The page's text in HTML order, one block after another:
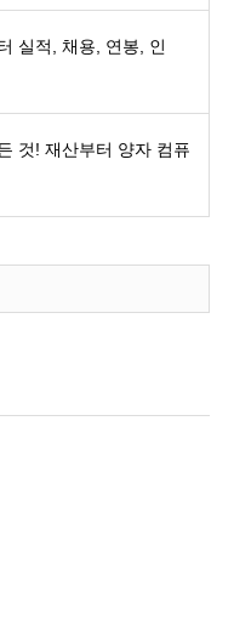
실적, 채용, 연봉, 인
것! 재산부터 양자 컴퓨